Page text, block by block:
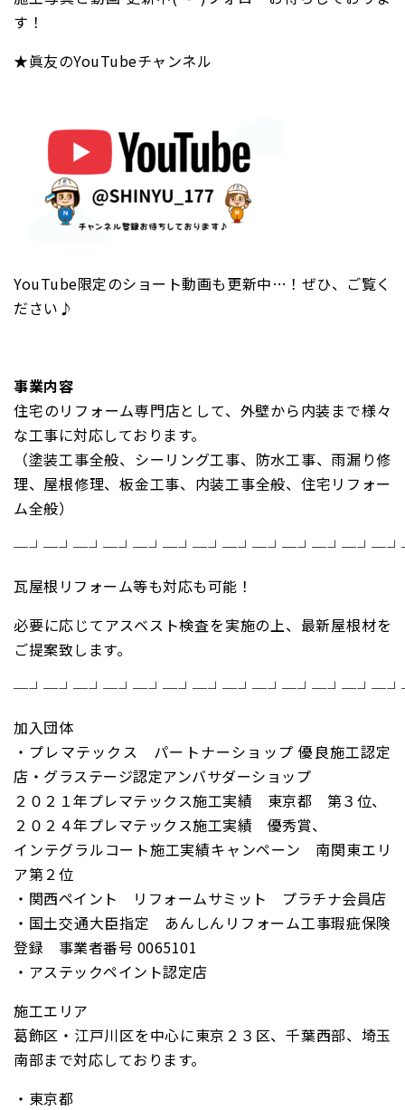
す！
★眞友のYouTubeチャンネル
YouTube限定のショート動画も更新中…！ぜひ、ご覧く
ださい♪
事業内容
住宅のリフォーム専門店として、外壁から内装まで様々
な工事に対応しております。
（塗装工事全般、シーリング工事、防水工事、雨漏り修
理、屋根修理、板金工事、内装工事全般、住宅リフォー
ム全般）
瓦屋根リフォーム等も対応も可能！
必要に応じてアスベスト検査を実施の上、最新屋根材を
ご提案致します。
加入団体
・プレマテックス パートナーショップ 優良施工認定
店・グラステージ認定アンバサダーショップ
２０２１年プレマテックス施工実績 東京都 第３位、
２０２４年プレマテックス施工実績 優秀賞、
インテグラルコート施工実績キャンペーン 南関東エリ
ア第２位
・関西ペイント リフォームサミット プラチナ会員店
・国土交通大臣指定 あんしんリフォーム工事瑕疵保険
登録 事業者番号 0065101
・アステックペイント認定店
施工エリア
葛飾区・江戸川区を中心に東京２３区、千葉西部、埼玉
南部まで対応しております。
・東京都